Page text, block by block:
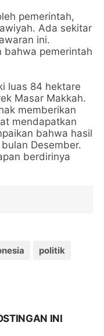
pemerintah,
Ada sekitar
ini.
bahwa pemerintah
luas 84 hektare
Masar Makkah.
memberikan
mendapatkan
bahwa hasil
Desember.
berdirinya
politik
INI